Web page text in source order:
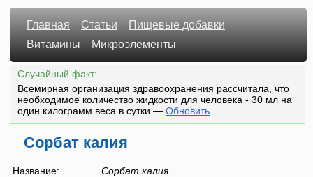
Главная Статьи
Пищевые добавки
Витамины
Микроэлементы
Случайный факт:
Всемирная организация здравоохранения рассчитала, что
необходимое количество жидкости для человека - 30 мл на
один килограмм веса в сутки — Обновить
Сорбат калия
Название:
Сорбат калия